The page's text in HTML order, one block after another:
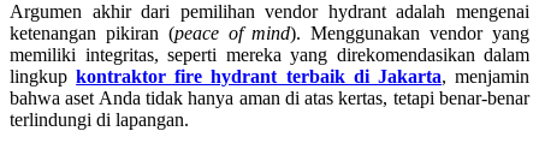
Argumen akhir dari pemilihan vendor hydrant adalah mengenai
ketenangan pikiran (peace of mind). Menggunakan vendor yang
memiliki integritas, seperti mereka yang direkomendasikan dalam
lingkupkontraktor fire hydrant terbaik di Jakarta, menjamin
bahwa aset Anda tidak hanya aman di atas kertas, tetapi benar-benar
terlindungi di lapangan.